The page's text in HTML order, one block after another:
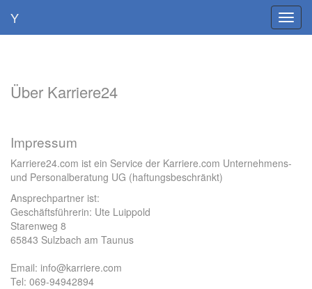
content
Y
Über Karriere24
Impressum
Karriere24.com ist ein Service der Karriere.com Unternehmens-
und Personalberatung UG (haftungsbeschränkt)
Ansprechpartner ist:
Geschäftsführerin: Ute Luippold
Starenweg 8
65843 Sulzbach am Taunus
Email: info@karriere.com
Tel: 069-94942894